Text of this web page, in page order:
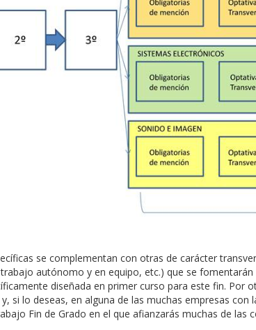
se complementan con otras de carácter
autónomo y en equipo, etc.) que se
diseñada en primer curso para este fin. Por
si lo deseas, en alguna de las muchas empresas con
Fin de Grado en el que afianzarás muchas de las